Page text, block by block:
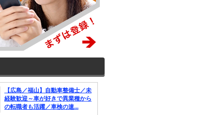
【広島／福山】自動車整備士／未
経験歓迎～車が好きで異業種から
の転職者も活躍／車検の速...